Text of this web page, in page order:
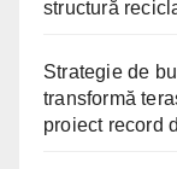
structură
Strategie de
transformă
proiect record